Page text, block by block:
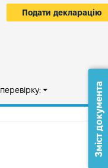
Подати декларацію
Зміст документа